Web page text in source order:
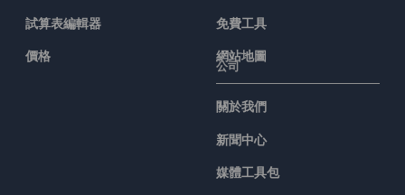
試算表編輯器
價格
免費工具
網站地圖
公司
關於我們
新聞中心
媒體工具包